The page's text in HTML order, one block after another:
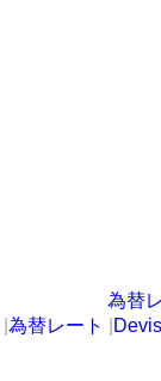
為替
為替レート